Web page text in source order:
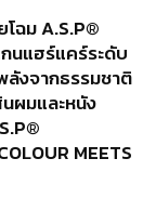
ฉม A.S.P®
นแฮร์แคร์ระดับ
งจากธรรมชาติ
นผมและหนัง
MEETS